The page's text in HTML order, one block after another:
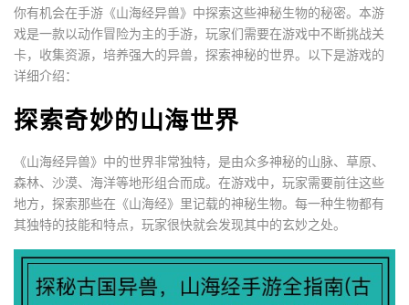
你有机会在手游《山海经异兽》中探索这些神秘生物的秘密。本游
戏是一款以动作冒险为主的手游，玩家们需要在游戏中不断挑战关
卡，收集资源，培养强大的异兽，探索神秘的世界。以下是游戏的
详细介绍：
探索奇妙的山海世界
《山海经异兽》中的世界非常独特，是由众多神秘的山脉、草原、
森林、沙漠、海洋等地形组合而成。在游戏中，玩家需要前往这些
地方，探索那些在《山海经》里记载的神秘生物。每一种生物都有
其独特的技能和特点，玩家很快就会发现其中的玄妙之处。